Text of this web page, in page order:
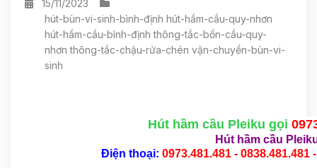
15/11/2023
hút-bùn-vi-sinh-bình-định hút-hầm-cầu-quy-nhơn
hút-hầm-cầu-bình-định thông-tắc-bồn-cầu-quy-
nhơn thông-tắc-chậu-rửa-chén vận-chuyển-bùn-vi-
sinh
Hút hầm cầu Pleiku gọi
Hút hầm cầu
Điện thoại: 0973.481.481 - 0838.481.481